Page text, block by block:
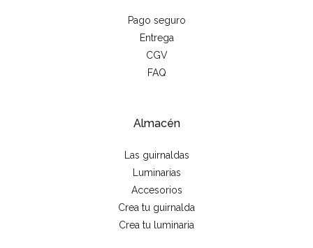
Pago seguro
Entrega
CGV
FAQ
Almacén
Las guirnaldas
Luminarias
Accesorios
Crea tu guirnalda
Crea tu luminaria